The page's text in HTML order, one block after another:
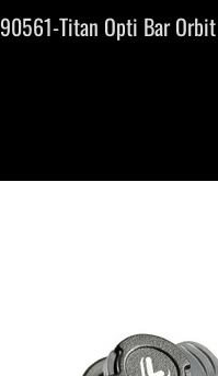
90561-Titan Opti Bar